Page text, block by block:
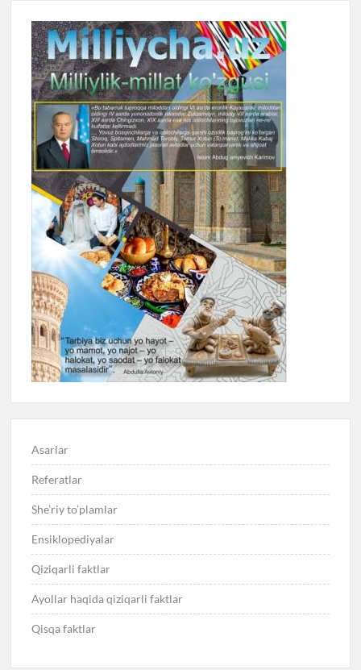
Asarlar
Referatlar
She’riy to’plamlar
Ensiklopediyalar
Qiziqarli faktlar
Ayollar haqida qiziqarli faktlar
Qisqa faktlar